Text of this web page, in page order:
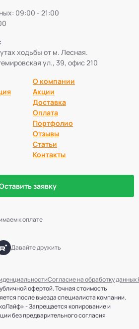
09:00 - 21:00
ходьбы от м. Лесная.
ул., 39, офис 210
О компании
Акции
Доставка
Оплата
Портфолио
Отзывы
Статьи
Контакты
заявку
к оплате
Давайте дружить
офертой. Точная стоимость
после выезда специалиста компании.
- Запрещается копирование и
без предварительного согласия
Согласие на обработку